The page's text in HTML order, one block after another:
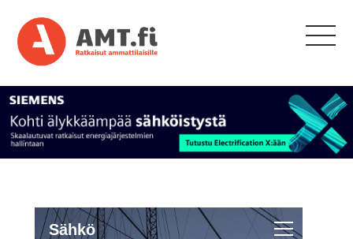
Sähkö